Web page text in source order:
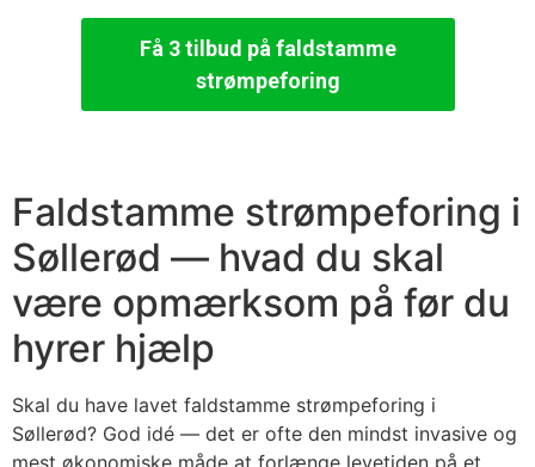
Få 3 tilbud på faldstamme
strømpeforing
Faldstamme strømpeforing i
Søllerød — hvad du skal
være opmærksom på før du
hyrer hjælp
Skal du have lavet faldstamme strømpeforing i
Søllerød? God idé — det er ofte den mindst invasive og